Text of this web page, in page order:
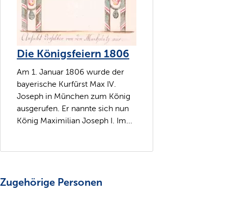
Die Königsfeiern 1806
Am 1. Januar 1806 wurde der
bayerische Kurfürst Max IV.
Joseph in München zum König
ausgerufen. Er nannte sich nun
König Maximilian Joseph I. Im...
Zugehörige Personen